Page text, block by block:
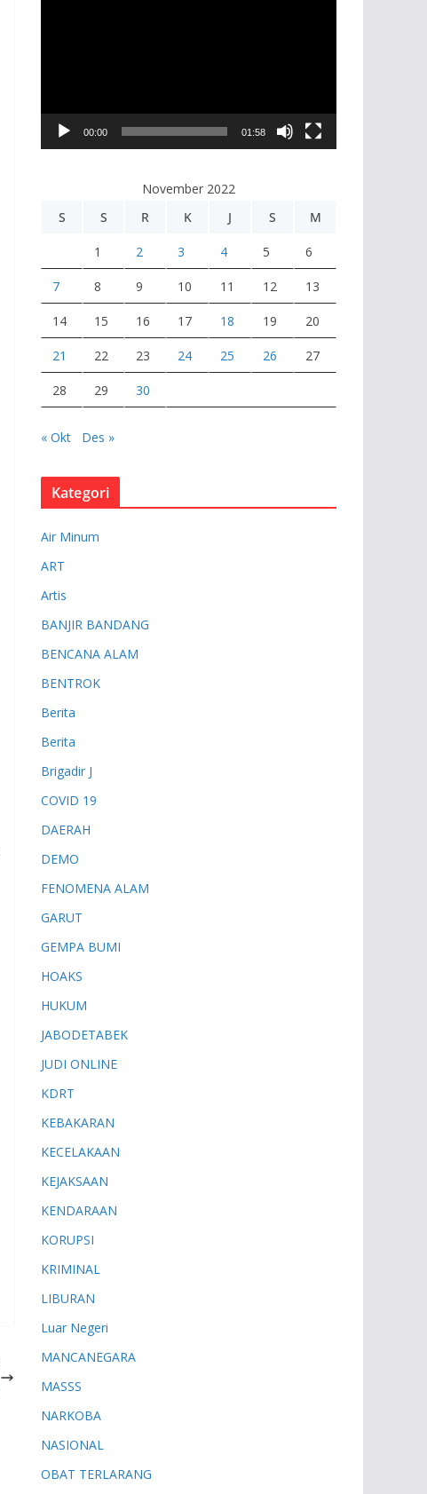
V
00:00 01:58
November 2022
S
S R K J S M
1 2 3 4 5 6
7 8 9 10 11 12 13
14 15 16 17 18 19 20
21 22 23 24 25 26 27
28 29 30
« Okt Des »
Kategori
Air Minum
ART
Artis
BANJIR BANDANG
BENCANA ALAM
BENTROK
Berita
Berita
Brigadir J
COVID 19
DAERAH
DEMO
FENOMENA ALAM
GARUT
GEMPA BUMI
HOAKS
HUKUM
JABODETABEK
JUDI ONLINE
KDRT
KEBAKARAN
KECELAKAAN
KEJAKSAAN
KENDARAAN
KORUPSI
KRIMINAL
LIBURAN
Luar Negeri
MANCANEGARA
MASSS
NARKOBA
NASIONAL
OBAT TERLARANG